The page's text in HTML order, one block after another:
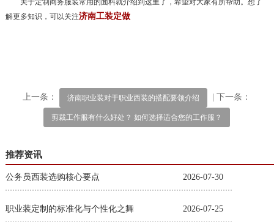
关于定制商务服装常用的面料就介绍到这里了，希望对大家有所帮助。想了
解更多知识，可以关注济南工装定做
上一条： 济南职业装对于职业西装的搭配要领介绍 | 下一条：
剪裁工作服有什么好处？ 如何选择适合您的工作服？
推荐资讯
公务员西装选购核心要点 2026-07-30
职业装定制的标准化与个性化之舞 2026-07-25